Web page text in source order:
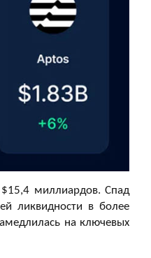
миллиардов. Спад
ликвидности в более
на ключевых